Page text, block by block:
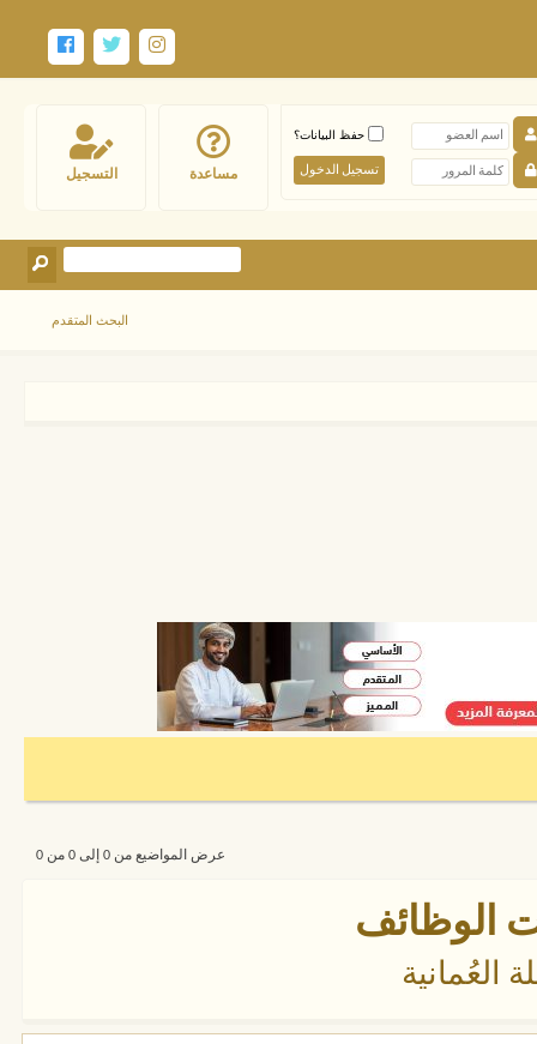
التسجيل مساعدة
حفظ البيانات؟
البحث المتقدم
عرض المواضيع من 0 إلى 0 من 0
الوظائف
العُمانية